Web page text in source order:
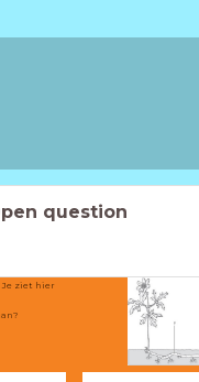
question
ziet hier